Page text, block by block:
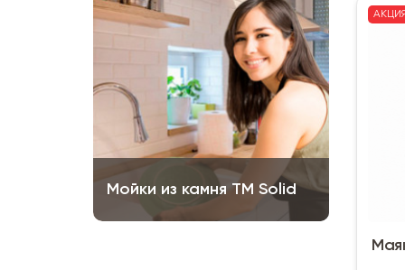
Мойки из камня ТМ Solid